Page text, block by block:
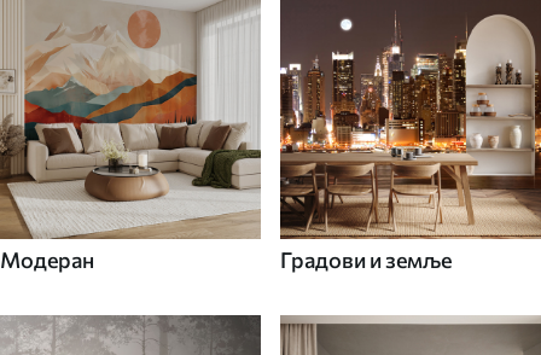
Модеран Градови и земље